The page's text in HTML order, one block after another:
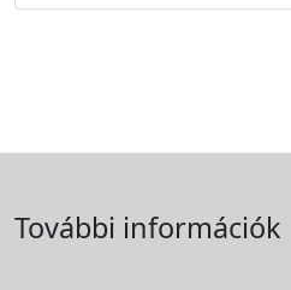
További információk